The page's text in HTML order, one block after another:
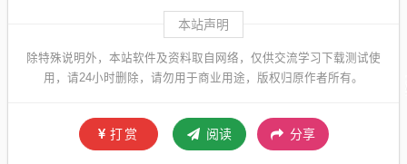
本站声明
除特殊说明外，本站软件及资料取自网络，仅供交流学习下载测试使
用，请24小时删除，请勿用于商业用途，版权归原作者所有。
打赏 阅读 分享